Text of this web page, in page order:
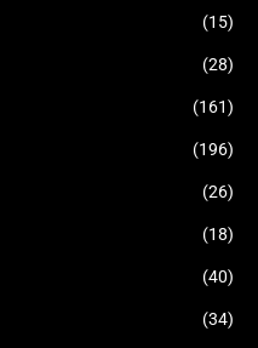
(15)
(28)
(161)
(196)
(26)
(18)
(40)
(34)